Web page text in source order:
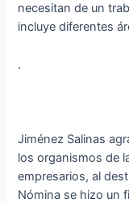
necesitan de un
incluye diferentes
.
Jiménez Salinas
los organismos de
empresarios, al
Nómina se hizo un